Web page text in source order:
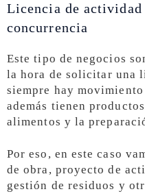
Licencia de
concurrencia
Este tipo de negocios
la hora de solicitar una
siempre hay
además tienen
alimentos y la
Por eso, en este caso
de obra, proyecto de
gestión de residuos y